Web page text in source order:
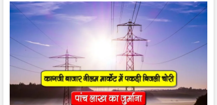
t
o
n